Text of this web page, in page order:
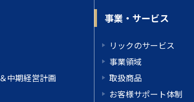
中期経営計画
事業・サービス
リックのサービス
事業領域
取扱商品
お客様サポート体制